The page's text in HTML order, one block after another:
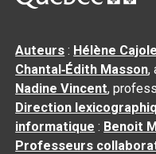
Auteurs : Hélène
Chantal‑Édith Masson,
Nadine Vincent,
Direction
informatique : Benoit
Professeurs